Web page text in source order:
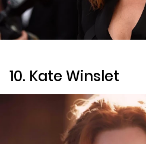
10. Kate Winslet